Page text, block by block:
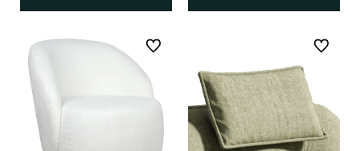
Do ulubionych Do